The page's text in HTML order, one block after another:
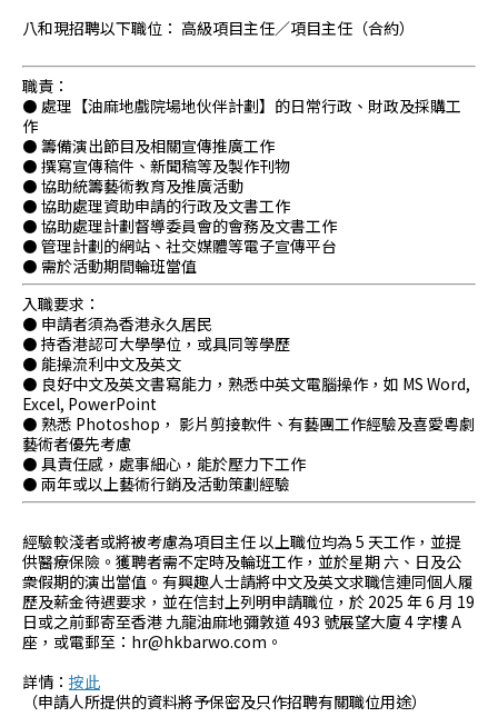
八和現招聘以下職位： 高級項目主任／項目主任（合約）
職責：
⚫ 處理【油麻地戲院場地伙伴計劃】的日常行政、財政及採購工
作
⚫ 籌備演出節目及相關宣傳推廣工作
⚫ 撰寫宣傳稿件、新聞稿等及製作刊物
⚫ 協助統籌藝術教育及推廣活動
⚫ 協助處理資助申請的行政及文書工作
⚫ 協助處理計劃督導委員會的會務及文書工作
⚫ 管理計劃的網站、社交媒體等電子宣傳平台
⚫ 需於活動期間輪班當值
入職要求：
⚫ 申請者須為香港永久居民
⚫ 持香港認可大學學位，或具同等學歷
⚫ 能操流利中文及英文
⚫ 良好中文及英文書寫能力，熟悉中英文電腦操作，如 MS Word,
Excel, PowerPoint
⚫ 熟悉 Photoshop， 影片剪接軟件、有藝團工作經驗及喜愛粵劇
藝術者優先考慮
⚫ 具責任感，處事細心，能於壓力下工作
⚫ 兩年或以上藝術行銷及活動策劃經驗
經驗較淺者或將被考慮為項目主任 以上職位均為 5 天工作，並提
供醫療保險。獲聘者需不定時及輪班工作，並於星期 六、日及公
衆假期的演出當值。有興趣人士請將中文及英文求職信連同個人履
歷及薪金待遇要求，並在信封上列明申請職位，於 2025 年 6 月 19
日或之前郵寄至香港 九龍油麻地彌敦道 493 號展望大廈 4 字樓 A
座，或電郵至：hr@hkbarwo.com。
詳情： 按此
（申請人所提供的資料將予保密及只作招聘有關職位用途）